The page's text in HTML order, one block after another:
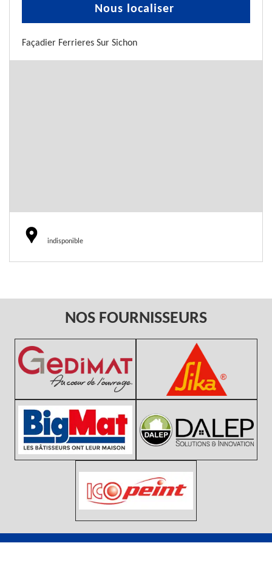
Nous localiser
Façadier Ferrieres Sur Sichon
indisponible
NOS FOURNISSEURS